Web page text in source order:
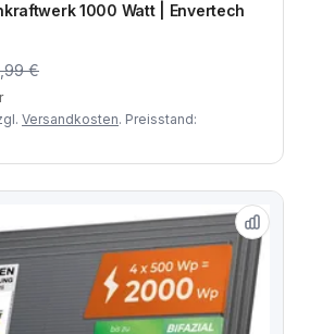
1000 Watt | Envertech
€
Versandkosten. Preisstand: